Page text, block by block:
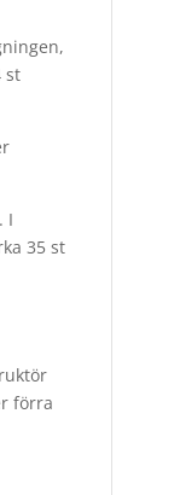
st
I
35 st
förra